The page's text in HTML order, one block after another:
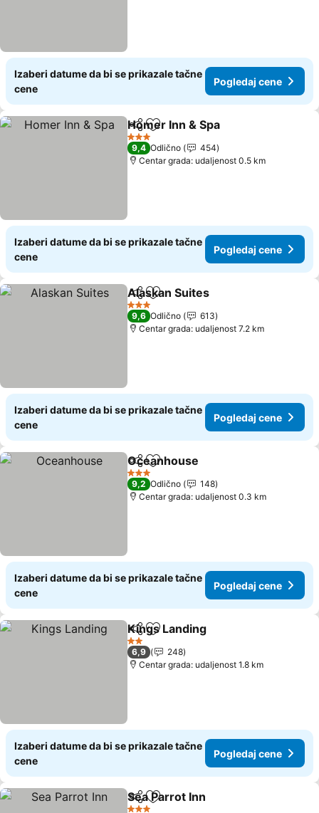
Izaberi datume da bi se prikazale tačne
cene
Pogledaj cene
Deli Dodati u favorite
Homer Inn & Spa
3 Zvezdice
9,4 Odlično
454
Centar grada: udaljenost 0.5 km
Izaberi datume da bi se prikazale tačne
cene
Pogledaj cene
Deli Dodati u favorite
Alaskan Suites
3 Zvezdice
9,6 Odlično
613
Centar grada: udaljenost 7.2 km
Izaberi datume da bi se prikazale tačne
cene
Pogledaj cene
Deli Dodati u favorite
Oceanhouse
3 Zvezdice
9,2 Odlično
148
Centar grada: udaljenost 0.3 km
Izaberi datume da bi se prikazale tačne
cene
Pogledaj cene
Deli Dodati u favorite
Kings Landing
2 Zvezdice
6,9
248
Centar grada: udaljenost 1.8 km
Izaberi datume da bi se prikazale tačne
cene
Pogledaj cene
Deli Dodati u favorite
Sea Parrot Inn